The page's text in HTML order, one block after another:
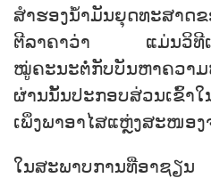
ສຳຮອງນ້ຳມັນຍຸດທະສາດ
ຕີລາຄາວ່າ ແມ່ນວິທີເຂົ້
ໝູ່ຄະນະຕໍ່ກັບບັນຫາຄວາມ
ຜ່ານນັ້ນປະກອບສ່ວນເຂົ້າ
ເພິ່ງພາອາໄສແຫຼ່ງສະໜອ
ໃນສະພາບການທີ່ອາຊຽນ